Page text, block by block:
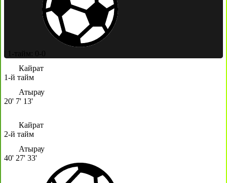
1-тайм: 0-0
Кайрат
1-й тайм
Атырау
20' 7' 13'
Кайрат
2-й тайм
Атырау
40' 27' 33'